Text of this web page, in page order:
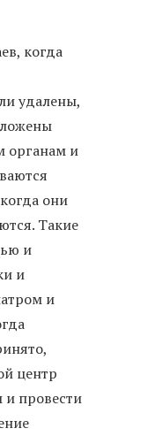
когда
удалены,
органам и
они
Такие
и
и
и
центр
провести